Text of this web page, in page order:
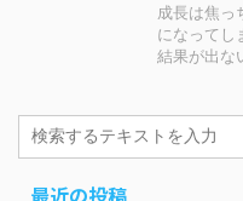
成長は焦っ
になってし
結果が出な